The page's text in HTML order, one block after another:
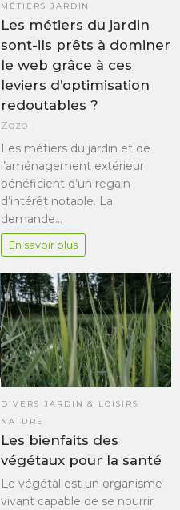
MÉTIERS JARDIN
Les métiers du jardin
sont-ils prêts à dominer
le web grâce à ces
leviers d’optimisation
redoutables ?
Zozo
Les métiers du jardin et de
l’aménagement extérieur
bénéficient d’un regain
d’intérêt notable. La
demande…
En savoir plus
DIVERS JARDIN & LOISIRS
NATURE
Les bienfaits des
végétaux pour la santé
Le végétal est un organisme
vivant capable de se nourrir